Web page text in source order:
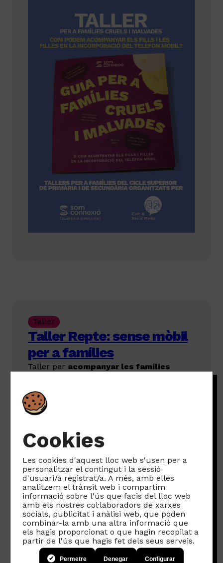
Cookies
Les cookies d'aquest lloc web s'usen per a
personalitzar el contingut i la sessió
d'usuari/a registrat/a. A més, amb elles
analitzem el trànsit web i compartim
informació sobre l'ús que facis del lloc web
amb els nostres col·laboradors de xarxes
socials, publicitat i anàlisi web, que poden
combinar-la amb una altra informació que
els hagis proporcionat o que hagin recopilat a
partir de l'ús que hagis fet dels seus serveis.
Permetre Denegar Configurar
Taller
Taller Repte: sense mòbil
per a famílies
Taller per acompanyar les famílies
proposa la guia.
Descarregar